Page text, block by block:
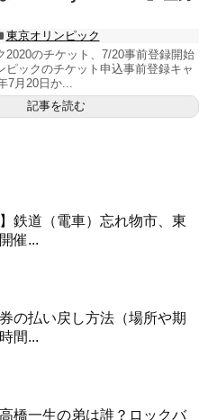
東京オリンピック
2020のチケット、7/20事前登録開始
ピックのチケット申込事前登録キャ
7月20日か...
記事を読む
】鉄道（電車）忘れ物市、東
催...
券の払い戻し方法（場所や期
間...
高橋一生の弟は誰？ロックバ